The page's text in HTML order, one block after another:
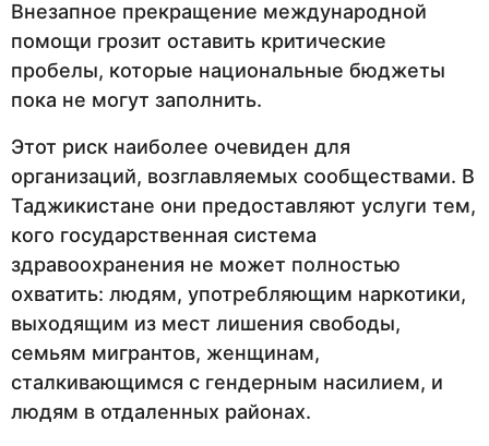
Внезапное прекращение международной
помощи грозит оставить критические
пробелы, которые национальные бюджеты
пока не могут заполнить.
Этот риск наиболее очевиден для
организаций, возглавляемых сообществами. В
Таджикистане они предоставляют услуги тем,
кого государственная система
здравоохранения не может полностью
охватить: людям, употребляющим наркотики,
выходящим из мест лишения свободы,
семьям мигрантов, женщинам,
сталкивающимся с гендерным насилием, и
людям в отдаленных районах.